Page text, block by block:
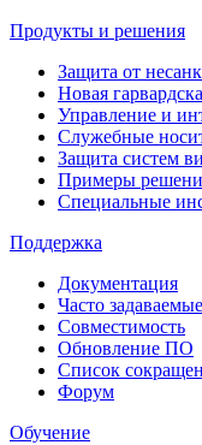
Продукты и решения
Защита от
Новая
Управление и
Служебные
Защита систем
Примеры
Специальные
Поддержка
Документация
Часто
Совместимость
Обновление ПО
Список
Форум
Обучение